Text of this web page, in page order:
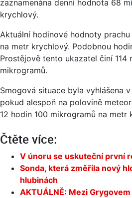
zaznamenána denní hodnota 68
krychlový.
Aktuální hodinové hodnoty
na metr krychlový. Podobnou
Prostějově tento ukazatel činí
mikrogramů.
Smogová situace byla vyhlášena
pokud alespoň na polovině
12 hodin 100 mikrogramů na
Čtěte více:
V únoru se uskuteční první
Sonda, která změřila nový
hlubinách
AKTUÁLNĚ: Mezi